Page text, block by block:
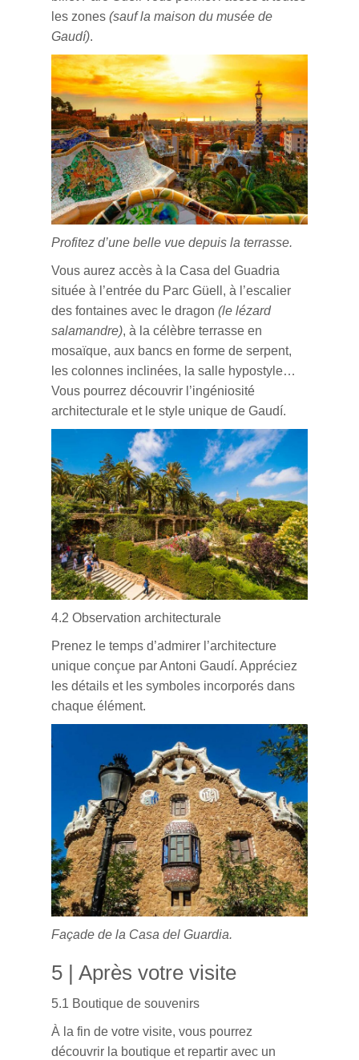
les zones (sauf la maison du musée de
Gaudí).
Profitez d’une belle vue depuis la terrasse.
Vous aurez accès à la Casa del Guadria
située à l’entrée du Parc Güell, à l’escalier
des fontaines avec le dragon (le lézard
salamandre), à la célèbre terrasse en
mosaïque, aux bancs en forme de serpent,
les colonnes inclinées, la salle hypostyle…
Vous pourrez découvrir l’ingéniosité
architecturale et le style unique de Gaudí.
4.2 Observation architecturale
Prenez le temps d’admirer l’architecture
unique conçue par Antoni Gaudí. Appréciez
les détails et les symboles incorporés dans
chaque élément.
Façade de la Casa del Guardia.
5 | Après votre visite
5.1 Boutique de souvenirs
À la fin de votre visite, vous pourrez
découvrir la boutique et repartir avec un